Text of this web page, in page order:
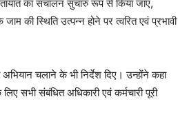
यातायात का संचालन सुचारु रूप से किया जाए,
की स्थिति उत्पन्न होने पर त्वरित एवं प्रभावी
चलाने के भी निर्देश दिए। उन्होंने कहा
सभी संबंधित अधिकारी एवं कर्मचारी पूरी